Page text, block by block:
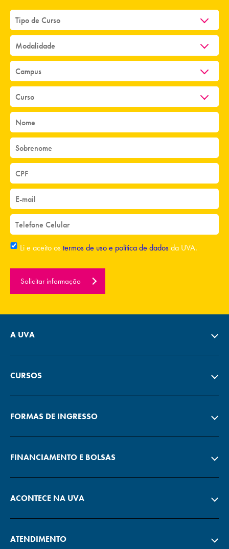
Li e aceito ostermos de uso e política de dadosda UVA.
Solicitar informação
A UVA
CURSOS
FORMAS DE INGRESSO
FINANCIAMENTO E BOLSAS
ACONTECE NA UVA
ATENDIMENTO